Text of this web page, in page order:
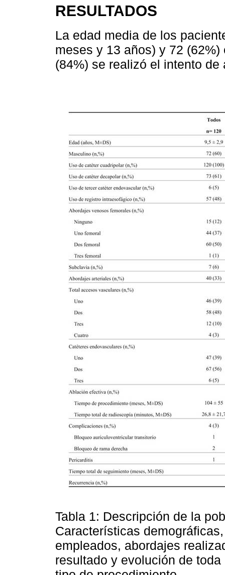
RESULTADOS
La edad media de los
meses y 13 años) y 72
(84%) se realizó el intento de
Tabla 1: Descripción de la
Características
empleados, abordajes
resultado y evolución de